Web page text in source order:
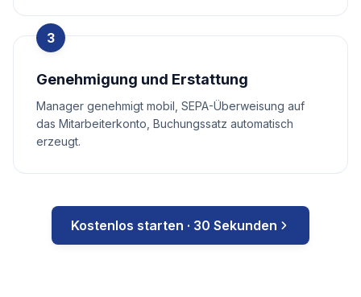
3
Genehmigung und Erstattung
Manager genehmigt mobil, SEPA-Überweisung auf
das Mitarbeiterkonto, Buchungssatz automatisch
erzeugt.
Kostenlos starten · 30 Sekunden